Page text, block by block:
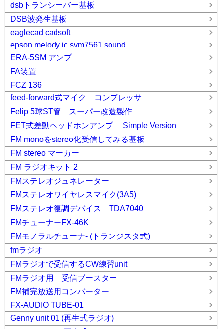
dsbトランシーバー基板
DSB波発生基板
eaglecad cadsoft
epson melody ic svm7561 sound
ERA-5SM アンプ
FA装置
FCZ 136
feed-forward式マイク コンプレッサ
Felip 5球ST管 スーパー改造製作
FET式差動ヘッドホンアンプ Simple Version
FM monoをstereo化受信してみる基板
FM stereo マーカー
FM ラジオキット 2
FMステレオジュネレーター
FMステレオワイヤレスマイク(3A5)
FMステレオ復調デバイス TDA7040
FMチューナーFX-46K
FMモノラルチューナ- (トランジスタ式)
fmラジオ
FMラジオで受信するCW練習unit
FMラジオ用 受信ブースター
FM補完放送用コンバーター
FX-AUDIO TUBE-01
Genny unit 01 (再生式ラジオ)